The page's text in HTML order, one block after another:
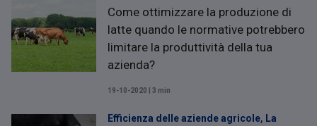
Come ottimizzare la produzione di
latte quando le normative potrebbero
limitare la produttività della tua
azienda?
19-10-2020 | 3 min
Efficienza delle aziende agricole, La